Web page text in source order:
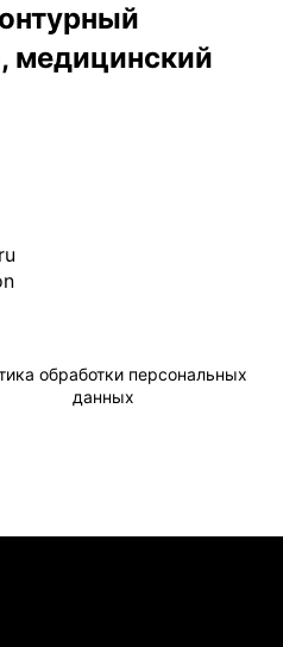
медицинский
обработки персональных
данных